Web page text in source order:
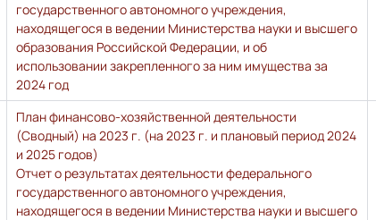
государственного автономного учреждения,
находящегося в ведении Министерства науки и высшего
образования Российской Федерации, и об
использовании закрепленного за ним имущества за
2024 год
План финансово-хозяйственной деятельности
(Сводный) на 2023 г. (на 2023 г. и плановый период 2024
и 2025 годов)
Отчет о результатах деятельности федерального
государственного автономного учреждения,
находящегося в ведении Министерства науки и высшего